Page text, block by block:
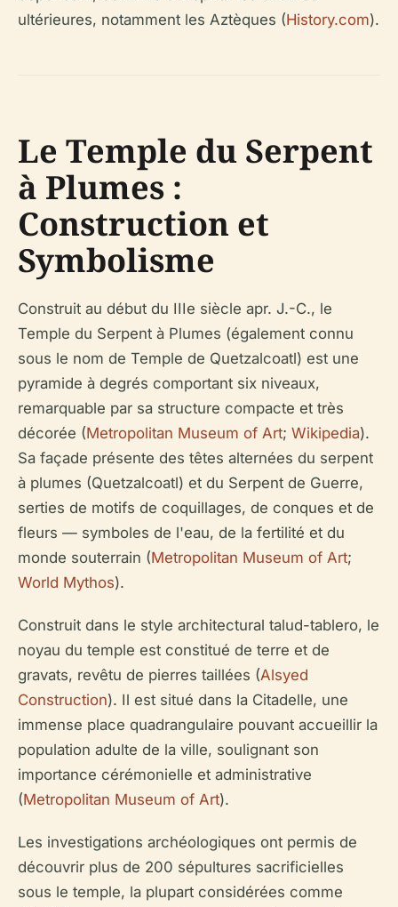
ultérieures, notamment les Aztèques (History.com).
Le Temple du Serpent
à Plumes :
Construction et
Symbolisme
Construit au début du IIIe siècle apr. J.-C., le
Temple du Serpent à Plumes (également connu
sous le nom de Temple de Quetzalcoatl) est une
pyramide à degrés comportant six niveaux,
remarquable par sa structure compacte et très
décorée (Metropolitan Museum of Art; Wikipedia).
Sa façade présente des têtes alternées du serpent
à plumes (Quetzalcoatl) et du Serpent de Guerre,
serties de motifs de coquillages, de conques et de
fleurs — symboles de l'eau, de la fertilité et du
monde souterrain (Metropolitan Museum of Art;
World Mythos).
Construit dans le style architectural talud-tablero, le
noyau du temple est constitué de terre et de
gravats, revêtu de pierres taillées (Alsyed
Construction). Il est situé dans la Citadelle, une
immense place quadrangulaire pouvant accueillir la
population adulte de la ville, soulignant son
importance cérémonielle et administrative
(Metropolitan Museum of Art).
Les investigations archéologiques ont permis de
découvrir plus de 200 sépultures sacrificielles
sous le temple, la plupart considérées comme